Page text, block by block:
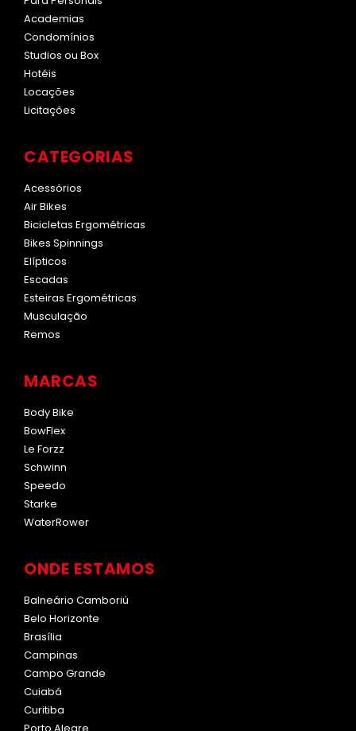
Academias
Condomínios
Studios ou Box
Hotéis
Locações
Licitações
CATEGORIAS
Acessórios
Air Bikes
Bicicletas Ergométricas
Bikes Spinnings
Elípticos
Escadas
Esteiras Ergométricas
Musculação
Remos
MARCAS
Body Bike
BowFlex
Le Forzz
Schwinn
Speedo
Starke
WaterRower
ONDE ESTAMOS
Balneário Camboriú
Belo Horizonte
Brasília
Campinas
Campo Grande
Cuiabá
Curitiba